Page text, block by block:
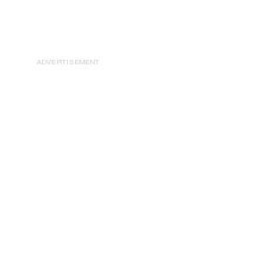
ADVERTISEMENT